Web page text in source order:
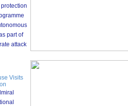
part of
attack
Visits